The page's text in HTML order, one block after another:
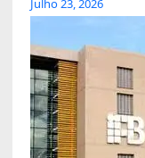
Julho 23, 2026